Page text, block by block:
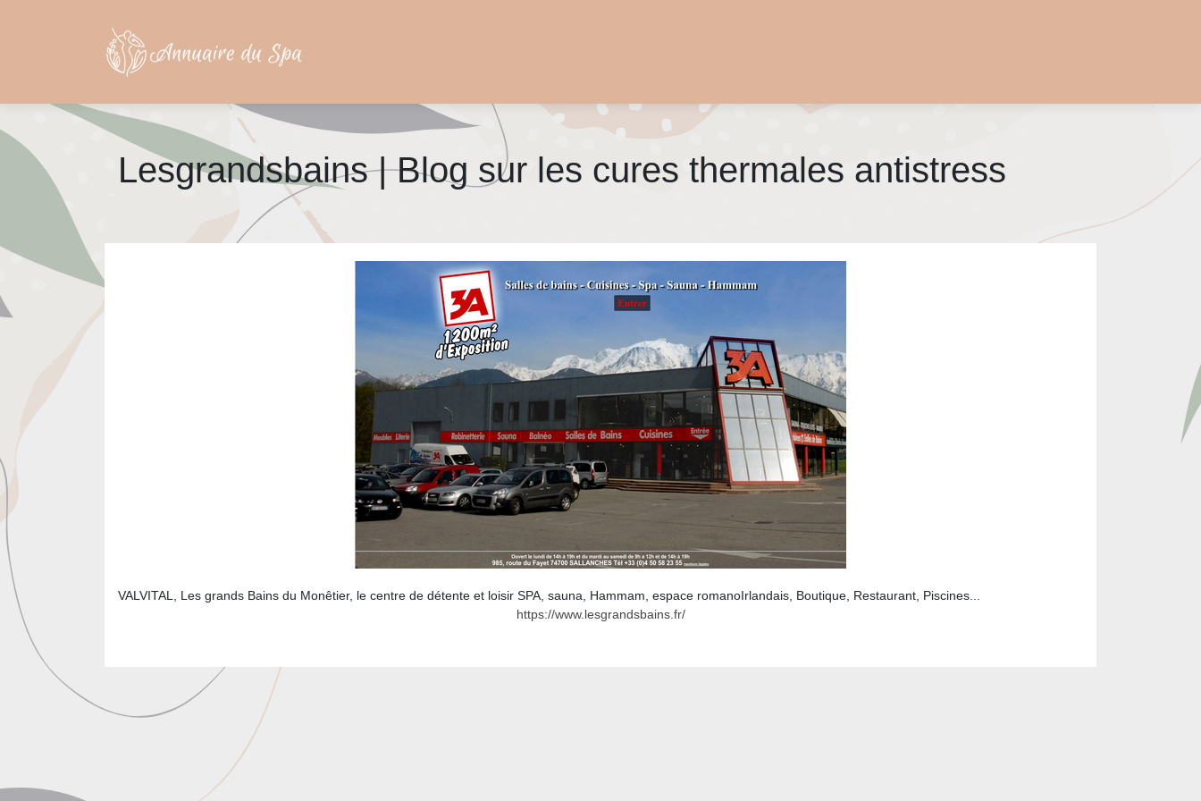
Lesgrandsbains | Blog sur les cures thermales antistress
VALVITAL, Les grands Bains du Monêtier, le centre de détente et loisir SPA, sauna, Hammam, espace romanoIrlandais, Boutique, Restaurant, Piscines...
https://www.lesgrandsbains.fr/